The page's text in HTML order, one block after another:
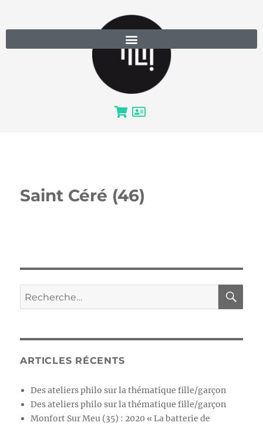
Saint Céré (46)
ARTICLES RÉCENTS
Des ateliers philo sur la thématique fille/garçon
Des ateliers philo sur la thématique fille/garçon
Monfort Sur Meu (35) : 2020 « La batterie de